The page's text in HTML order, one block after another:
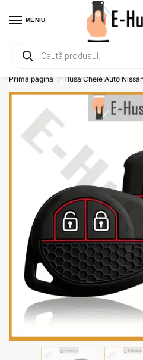
MENIU
Primesti un mic
Prima pagină / Husa Cheie Auto